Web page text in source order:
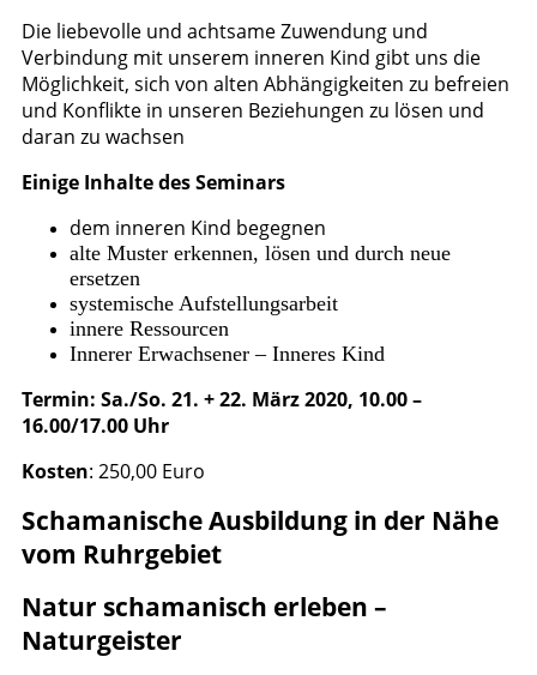
Die liebevolle und achtsame Zuwendung und
Verbindung mit unserem inneren Kind gibt uns die
Möglichkeit, sich von alten Abhängigkeiten zu befreien
und Konflikte in unseren Beziehungen zu lösen und
daran zu wachsen
Einige Inhalte des Seminars
dem inneren Kind begegnen
alte Muster erkennen, lösen und durch neue
ersetzen
systemische Aufstellungsarbeit
innere Ressourcen
Innerer Erwachsener – Inneres Kind
Termin: Sa./So. 21. + 22. März 2020, 10.00 –
16.00/17.00 Uhr
Kosten: 250,00 Euro
Schamanische Ausbildung in der Nähe
vom Ruhrgebiet
Natur schamanisch erleben –
Naturgeister